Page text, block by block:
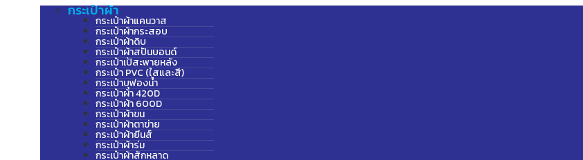
กระเป๋าผ้า
กระเป๋าผ้าแคนวาส
กระเป๋าผ้ากระสอบ
กระเป๋าผ้าดิบ
กระเป๋าผ้าสปันบอนด์
กระเป๋าเป้สะพายหลัง
กระเป๋า PVC (ใสและสี)
กระเป๋าบุฟองน้ำ
กระเป๋าผ้า 420D
กระเป๋าผ้า 600D
กระเป๋าผ้าขน
กระเป๋าผ้าตาข่าย
กระเป๋าผ้ายีนส์
กระเป๋าผ้าร่ม
กระเป๋าผ้าสักหลาด